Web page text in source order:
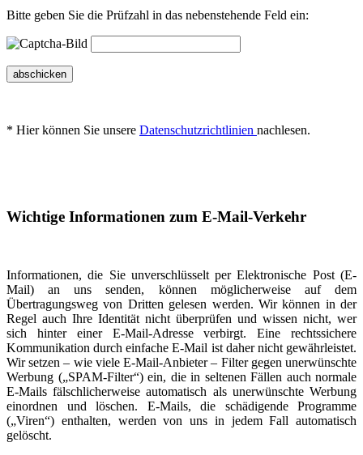
Bitte geben Sie die Prüfzahl in das nebenstehende Feld ein:
abschicken
* Hier können Sie unsere Datenschutzrichtlinien nachlesen.
Wichtige Informationen zum E-Mail-Verkehr
Informationen, die Sie unverschlüsselt per Elektronische Post (E-
Mail) an uns senden, können möglicherweise auf dem
Übertragungsweg von Dritten gelesen werden. Wir können in der
Regel auch Ihre Identität nicht überprüfen und wissen nicht, wer
sich hinter einer E-Mail-Adresse verbirgt. Eine rechtssichere
Kommunikation durch einfache E-Mail ist daher nicht gewährleistet.
Wir setzen – wie viele E-Mail-Anbieter – Filter gegen unerwünschte
Werbung („SPAM-Filter“) ein, die in seltenen Fällen auch normale
E-Mails fälschlicherweise automatisch als unerwünschte Werbung
einordnen und löschen. E-Mails, die schädigende Programme
(„Viren“) enthalten, werden von uns in jedem Fall automatisch
gelöscht.